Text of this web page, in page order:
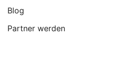
Blog
Partner werden